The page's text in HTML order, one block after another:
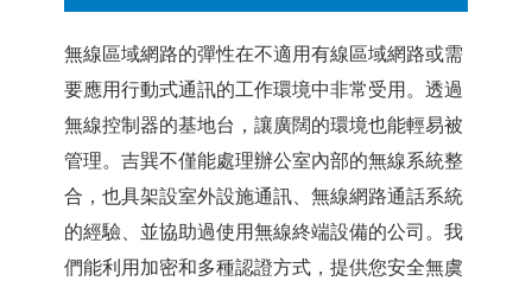
無線區域網路的彈性在不適用有線區域網路或需
要應用行動式通訊的工作環境中非常受用。透過
無線控制器的基地台，讓廣闊的環境也能輕易被
管理。吉巽不僅能處理辦公室內部的無線系統整
合，也具架設室外設施通訊、無線網路通話系統
的經驗、並協助過使用無線終端設備的公司。我
們能利用加密和多種認證方式，提供您安全無虞